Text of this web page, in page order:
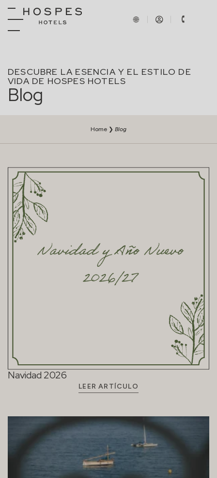
DESCUBRE LA ESENCIA Y EL ESTILO DE
VIDA DE HOSPES HOTELS
Blog
Home ❯ Blog
Navidad 2026
LEER ARTÍCULO